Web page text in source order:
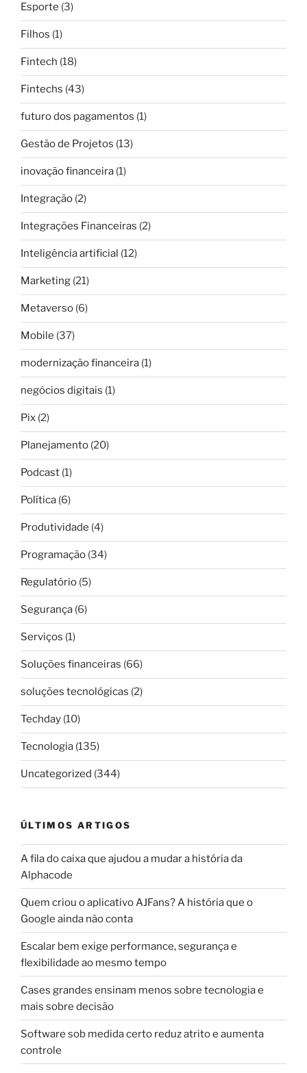
Esporte (3)
Filhos (1)
Fintech (18)
Fintechs (43)
futuro dos pagamentos (1)
Gestão de Projetos (13)
inovação financeira (1)
Integração (2)
Integrações Financeiras (2)
Inteligência artificial (12)
Marketing (21)
Metaverso (6)
Mobile (37)
modernização financeira (1)
negócios digitais (1)
Pix (2)
Planejamento (20)
Podcast (1)
Política (6)
Produtividade (4)
Programação (34)
Regulatório (5)
Segurança (6)
Serviços (1)
Soluções financeiras (66)
soluções tecnológicas (2)
Techday (10)
Tecnologia (135)
Uncategorized (344)
ÚLTIMOS ARTIGOS
A fila do caixa que ajudou a mudar a história da
Alphacode
Quem criou o aplicativo AJFans? A história que o
Google ainda não conta
Escalar bem exige performance, segurança e
flexibilidade ao mesmo tempo
Cases grandes ensinam menos sobre tecnologia e
mais sobre decisão
Software sob medida certo reduz atrito e aumenta
controle